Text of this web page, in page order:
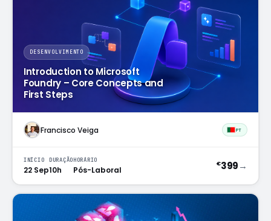
DESENVOLVIMENTO
Introduction to Microsoft
Foundry – Core Concepts and
First Steps
Francisco Veiga PT
INÍCIO
22 Sep
DURAÇÃO
10h
HORÁRIO
Pós-Laboral
€399→